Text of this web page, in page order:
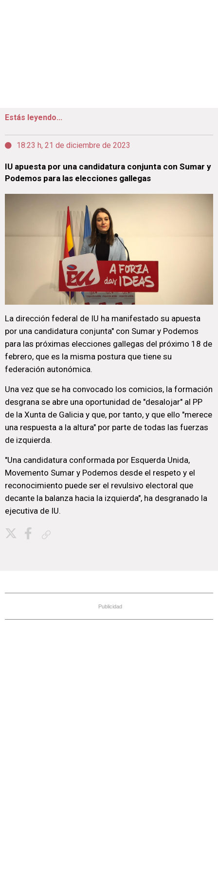
Estás leyendo...
18:23 h, 21 de diciembre de 2023
IU apuesta por una candidatura conjunta con Sumar y
Podemos para las elecciones gallegas
La dirección federal de IU ha manifestado su apuesta
por una candidatura conjunta" con Sumar y Podemos
para las próximas elecciones gallegas del próximo 18 de
febrero, que es la misma postura que tiene su
federación autonómica.
Una vez que se ha convocado los comicios, la formación
desgrana se abre una oportunidad de "desalojar" al PP
de la Xunta de Galicia y que, por tanto, y que ello "merece
una respuesta a la altura" por parte de todas las fuerzas
de izquierda.
"Una candidatura conformada por Esquerda Unida,
Movemento Sumar y Podemos desde el respeto y el
reconocimiento puede ser el revulsivo electoral que
decante la balanza hacia la izquierda", ha desgranado la
ejecutiva de IU.
Publicidad